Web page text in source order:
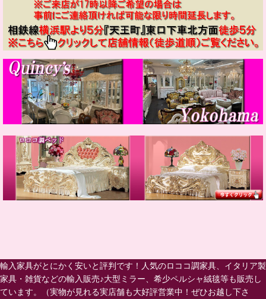
輸入家具がとにかく安いと評判です！人気のロココ調家具、イタリア製
家具・雑貨などの輸入販売♪大型ミラー、希少ペルシャ絨毯等も販売し
ています。（実物が見れる実店舗も大好評営業中！ぜひお越し下さ